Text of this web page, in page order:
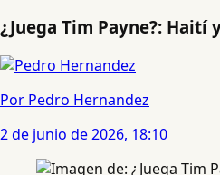
¿Juega Tim Payne?:
Por Pedro Hernandez
2 de junio de 2026, 18:10